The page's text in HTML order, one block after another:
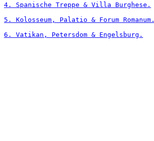
4. Spanische Treppe & Villa Burghese.
5. Kolosseum, Palatio & Forum Romanum.
6. Vatikan, Petersdom & Engelsburg.